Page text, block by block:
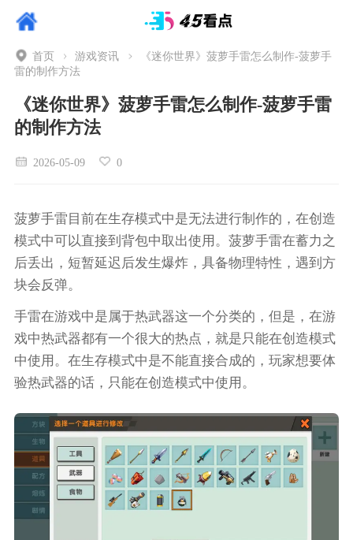
首页 游戏资讯
《迷你世界》菠萝手雷怎么制作-菠萝手
雷的制作方法
《迷你世界》菠萝手雷怎么制作-菠萝手雷
的制作方法
2026-05-09 0
菠萝手雷目前在生存模式中是无法进行制作的，在创造
模式中可以直接到背包中取出使用。菠萝手雷在蓄力之
后丢出，短暂延迟后发生爆炸，具备物理特性，遇到方
块会反弹。
手雷在游戏中是属于热武器这一个分类的，但是，在游
戏中热武器都有一个很大的热点，就是只能在创造模式
中使用。在生存模式中是不能直接合成的，玩家想要体
验热武器的话，只能在创造模式中使用。